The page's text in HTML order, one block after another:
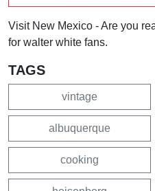
Visit New Mexico - Are you
for walter white fans.
TAGS
vintage
albuquerque
cooking